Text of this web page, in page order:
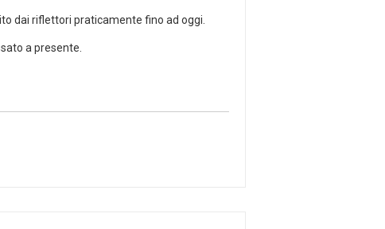
dai riflettori praticamente fino ad oggi.
a presente.